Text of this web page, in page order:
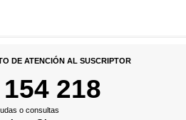
DE ATENCIÓN AL SUSCRIPTOR
218
o consultas